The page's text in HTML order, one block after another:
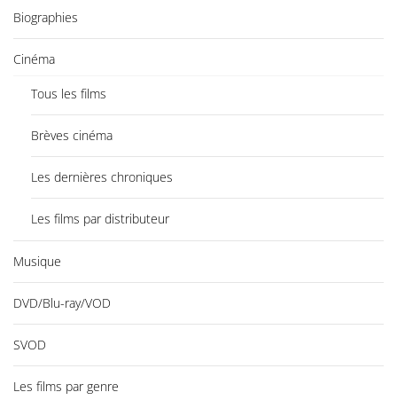
Biographies
Cinéma
Tous les films
Brèves cinéma
Les dernières chroniques
Les films par distributeur
Musique
DVD/Blu-ray/VOD
SVOD
Les films par genre